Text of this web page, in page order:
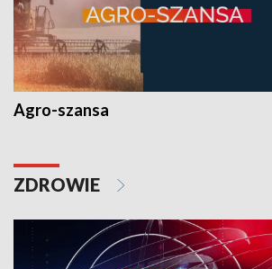
Agro-szansa
ZDROWIE